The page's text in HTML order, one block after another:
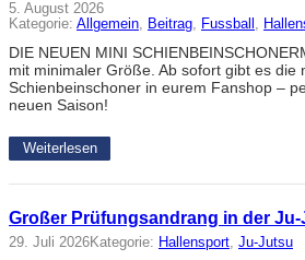
5. August 2026
Kategorie: Allgemein, Beitrag, Fussball ,
DIE NEUEN MINI
mit minimaler Größe. Ab sofort gibt es die
Schienbeinschoner in eurem Fanshop –
neuen Saison!
Weiterlesen
Großer Prüfungsandrang in der
29. Juli 2026Kategorie: Hallensport Ju-Jutsu